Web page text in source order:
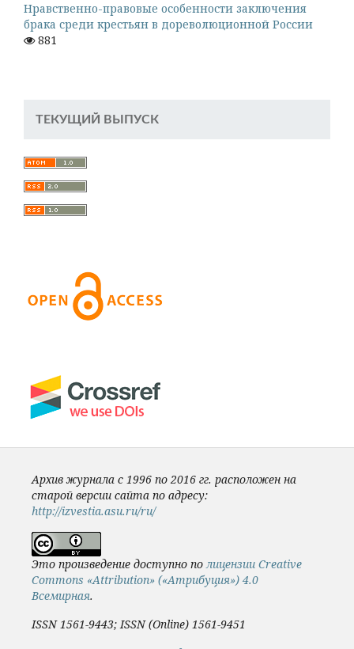
Нравственно-правовые особенности заключения
брака среди крестьян в дореволюционной России
881
ТЕКУЩИЙ ВЫПУСК
Архив журнала с 1996 по 2016 гг. расположен на
старой версии сайта по адресу:
http://izvestia.asu.ru/ru/
Это произведение доступно полицензии Creative
Commons «Attribution» («Атрибуция») 4.0
Всемирная.
ISSN 1561-9443; ISSN (Online) 1561-9451